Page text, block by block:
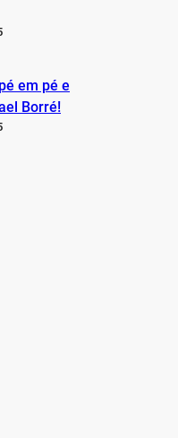
em pé e
Borré!